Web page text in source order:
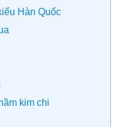
Hàn Quốc
kim chi